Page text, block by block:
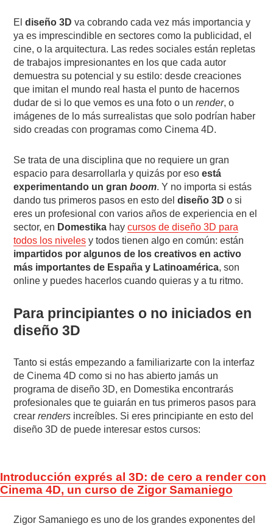
El diseño 3D va cobrando cada vez más importancia y
ya es imprescindible en sectores como la publicidad, el
cine, o la arquitectura. Las redes sociales están repletas
de trabajos impresionantes en los que cada autor
demuestra su potencial y su estilo: desde creaciones
que imitan el mundo real hasta el punto de hacernos
dudar de si lo que vemos es una foto o unrender, o
imágenes de lo más surrealistas que solo podrían haber
sido creadas con programas como Cinema 4D.
Se trata de una disciplina que no requiere un gran
espacio para desarrollarla y quizás por esoestá
experimentando un granboom. Y no importa si estás
dando tus primeros pasos en esto deldiseño 3D o si
eres un profesional con varios años de experiencia en el
sector, en Domestika haycursos de diseño 3D para
todos los niveles y todos tienen algo en común: están
impartidos por algunos de los creativos en activo
más importantes de España y Latinoamérica, son
online y puedes hacerlos cuando quieras y a tu ritmo.
Para principiantes o no iniciados en
diseño 3D
Tanto si estás empezando a familiarizarte con la interfaz
de Cinema 4D como si no has abierto jamás un
programa de diseño 3D, en Domestika encontrarás
profesionales que te guiarán en tus primeros pasos para
crearrenders increíbles. Si eres principiante en esto del
diseño 3D de puede interesar estos cursos:
Introducción exprés al 3D: de cero a render con
Cinema 4D, un curso de Zigor Samaniego
Zigor Samaniego es uno de los grandes exponentes del